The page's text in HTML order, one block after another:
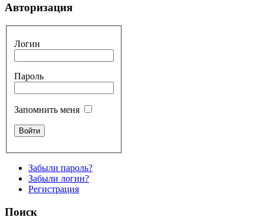
Авторизация
Логин
Пароль
Запомнить меня
Забыли пароль?
Забыли логин?
Регистрация
Поиск